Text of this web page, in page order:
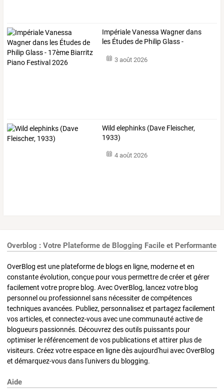
ImpérialeVanessa Wagnerdans
les Étudesde PhilipGlass-
3 août 2026
Wild elephinks (Dave Fleischer,
1933)
4 août 2026
Overblog : Votre Plateforme de Blogging Facile et Performante
OverBlog est une plateforme de blogs en ligne, moderne et en
constante évolution, conçue pour vous permettre de créer et gérer
facilement votre propre blog. Avec OverBlog, lancez votre blog
personnel ou professionnel sans nécessiter de compétences
techniques avancées. Publiez, personnalisez et partagez facilement
vos articles, et connectez-vous avec une communauté active de
blogueurs passionnés. Découvrez des outils puissants pour
optimiser le référencement de vos publications et attirer plus de
visiteurs. Créez votre espace en ligne dès aujourd'hui avec OverBlog
et démarquez-vous dans l'univers du blogging.
Aide